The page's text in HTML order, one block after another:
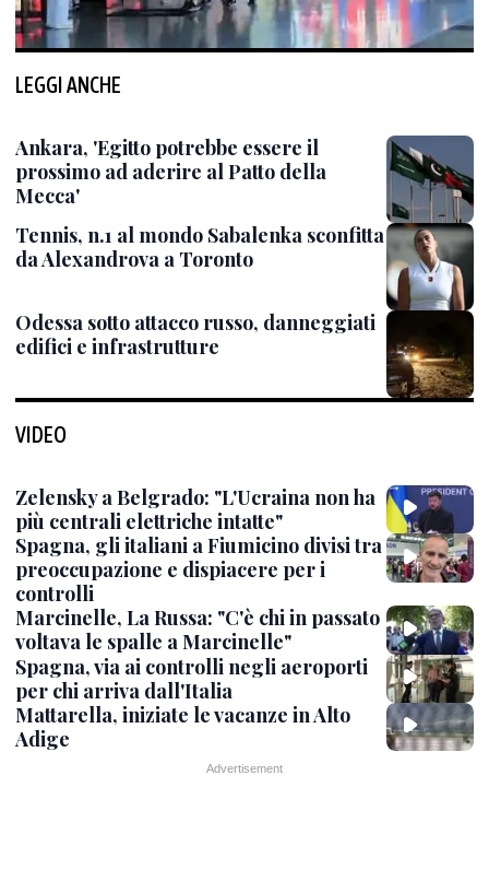
LEGGI ANCHE
Ankara, 'Egitto potrebbe essere il
prossimo ad aderire al Patto della
Mecca'
Tennis, n.1 al mondo Sabalenka sconfitta
da Alexandrova a Toronto
Odessa sotto attacco russo, danneggiati
edifici e infrastrutture
VIDEO
Zelensky a Belgrado: "L'Ucraina non ha
più centrali elettriche intatte"
Spagna, gli italiani a Fiumicino divisi tra
preoccupazione e dispiacere per i
controlli
Marcinelle, La Russa: "C'è chi in passato
voltava le spalle a Marcinelle"
Spagna, via ai controlli negli aeroporti
per chi arriva dall'Italia
Mattarella, iniziate le vacanze in Alto
Adige